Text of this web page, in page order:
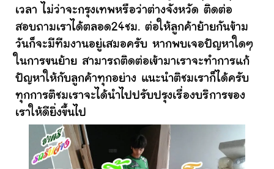
เวลา ไม่ว่าจะกรุงเทพหรือว่าต่างจังหวัด ติดต่อ
สอบถามเราได้ตลอด24ชม. ต่อให้ลูกค้าย้ายกันข้าม
วันก็จะมีทีมงานอยู่เสมอครับ หากพบเจอปัญหาใดๆ
ในการขนย้าย สามารถติดต่อเข้ามาเราจะทำการแก้
ปัญหาให้กับลูกค้าทุกอย่าง แนะนำติชมเราก็ได้ครับ
ทุกการติชมเราจะได้นำไปปรับปรุงเรื่องบริการของ
เราให้ดียิ่งขึ้นไป